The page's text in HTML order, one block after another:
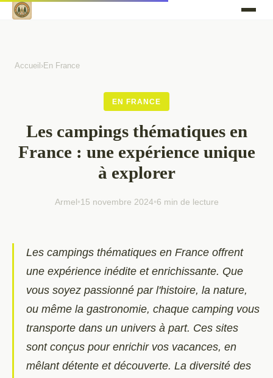
Accueil ›En France
EN FRANCE
Les campings thématiques en
France : une expérience unique
à explorer
Armel•15 novembre 2024•6 min de lecture
Les campings thématiques en France offrent
une expérience inédite et enrichissante. Que
vous soyez passionné par l'histoire, la nature,
ou même la gastronomie, chaque camping vous
transporte dans un univers à part. Ces sites
sont conçus pour enrichir vos vacances, en
mêlant détente et découverte. La diversité des